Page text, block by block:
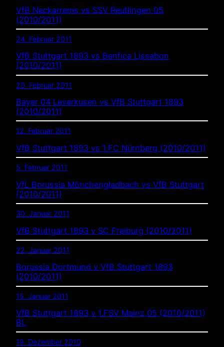
VfB Neckarrems vs SSV Reutlingen 05
(2010/2011)
24. Februar 2011
VfB Stuttgart 1893 vs Benfica Lissabon
(2010/2011)
20. Februar 2011
Bayer 04 Leverkusen vs VfB Stuttgart 1893
(2010/2011)
12. Februar 2011
VfB Stuttgart 1893 vs 1.FC Nürnberg (2010/2011)
5. Februar 2011
VfL Borussia Mönchengladbach vs VfB Stuttgart
(2010/2011)
30. Januar 2011
VfB Stuttgart 1893 v SC Freiburg (2010/2011)
22. Januar 2011
Borussia Dortmund v VfB Stuttgart 1893
(2010/2011)
15. Januar 2011
VfB Stuttgart 1893 v 1.FSV Mainz 05 (2010/2011)
BL
19. Dezember 2010